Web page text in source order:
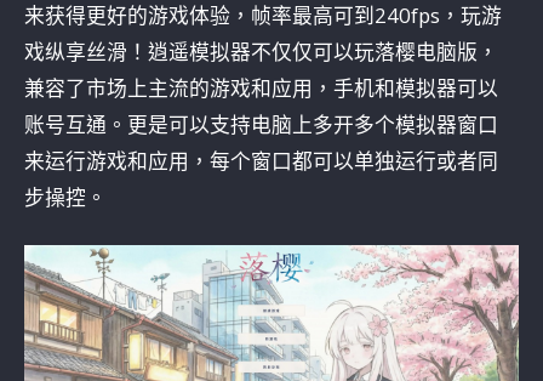
来获得更好的游戏体验，帧率最高可到240fps，玩游
戏纵享丝滑！逍遥模拟器不仅仅可以玩落樱电脑版，
兼容了市场上主流的游戏和应用，手机和模拟器可以
账号互通。更是可以支持电脑上多开多个模拟器窗口
来运行游戏和应用，每个窗口都可以单独运行或者同
步操控。